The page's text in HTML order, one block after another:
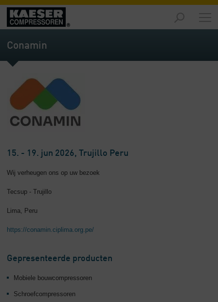
Producten
-
Overzicht
Overzicht
Service
Bedrijf
Overzicht
Conamin
15. - 19. jun 2026, Trujillo Peru
Wij verheugen ons op uw bezoek
Tecsup - Trujillo
Lima, Peru
https://conamin.ciplima.org.pe/
Gepresenteerde producten
Mobiele bouwcompressoren
Schroefcompressoren